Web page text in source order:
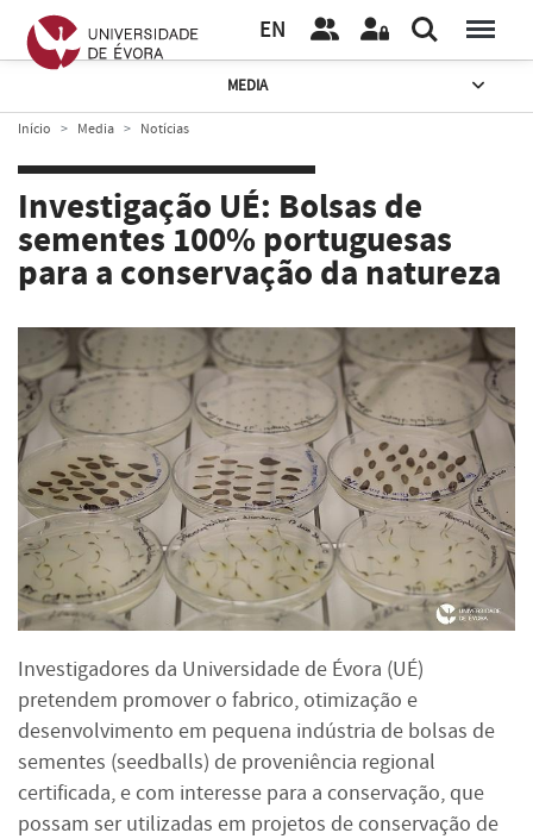
EN
MEDIA
Início Media Notícias
Investigação UÉ: Bolsas de
sementes 100% portuguesas
para a conservação da natureza
Investigadores da Universidade de Évora (UÉ)
pretendem promover o fabrico, otimização e
desenvolvimento em pequena indústria de bolsas de
sementes (seedballs) de proveniência regional
certificada, e com interesse para a conservação, que
possam ser utilizadas em projetos de conservação de